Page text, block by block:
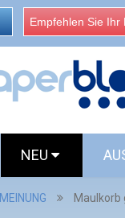
Empfehlen Sie Ihr
NEU
MEINUNG Maulkorb